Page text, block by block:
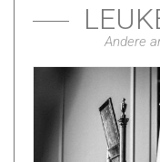
Andere